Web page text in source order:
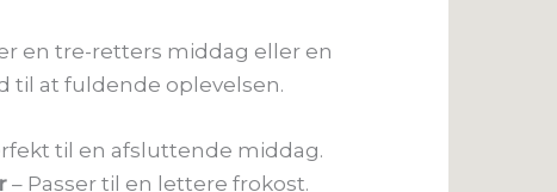
en tre-retters middag eller en
til at fuldende oplevelsen.
til en afsluttende middag.
– Passer til en lettere frokost.